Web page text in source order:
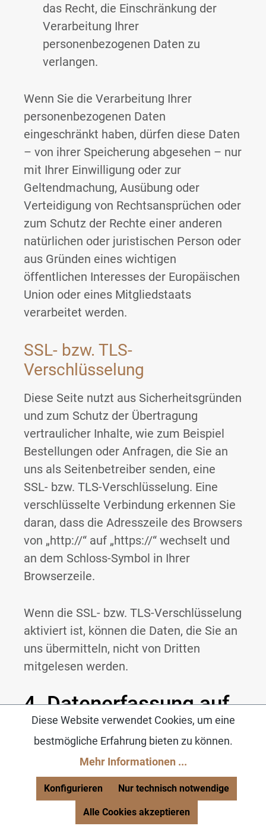
das Recht, die Einschränkung der
Verarbeitung Ihrer
personenbezogenen Daten zu
verlangen.
Wenn Sie die Verarbeitung Ihrer
personenbezogenen Daten
eingeschränkt haben, dürfen diese Daten
– von ihrer Speicherung abgesehen – nur
mit Ihrer Einwilligung oder zur
Geltendmachung, Ausübung oder
Verteidigung von Rechtsansprüchen oder
zum Schutz der Rechte einer anderen
natürlichen oder juristischen Person oder
aus Gründen eines wichtigen
öffentlichen Interesses der Europäischen
Union oder eines Mitgliedstaats
verarbeitet werden.
SSL- bzw. TLS-
Verschlüsselung
Diese Seite nutzt aus Sicherheitsgründen
und zum Schutz der Übertragung
vertraulicher Inhalte, wie zum Beispiel
Bestellungen oder Anfragen, die Sie an
uns als Seitenbetreiber senden, eine
SSL- bzw. TLS-Verschlüsselung. Eine
verschlüsselte Verbindung erkennen Sie
daran, dass die Adresszeile des Browsers
von „http://“ auf „https://“ wechselt und
an dem Schloss-Symbol in Ihrer
Browserzeile.
Wenn die SSL- bzw. TLS-Verschlüsselung
aktiviert ist, können die Daten, die Sie an
uns übermitteln, nicht von Dritten
mitgelesen werden.
4. Datenerfassung auf
dieser Website
Cookies
Unsere Internetseiten verwenden so
genannte „Cookies“. Cookies sind kleine
Datenpakete und richten auf Ihrem
Diese Website verwendet Cookies, um eine
bestmögliche Erfahrung bieten zu können.
Mehr Informationen ...
Nur technisch notwendige
Konfigurieren
Alle Cookies akzeptieren